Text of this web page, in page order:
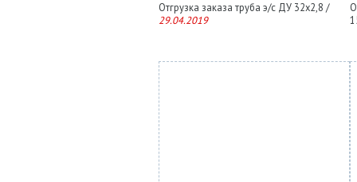
Отгрузка заказа труба э/с ДУ 32х2,8 /
29.04.2019